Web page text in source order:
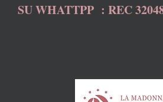
SU WHATTPP : REC